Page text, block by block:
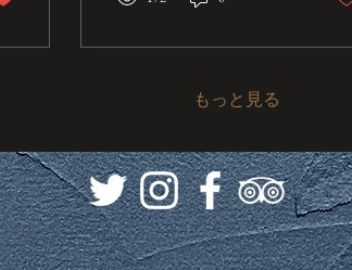
一緒にお出かけして唯一
ててください✨ ◯優待特
典付きレザーキーホルダ
格3,300円(税込) ＊デザイ
ンイメージ ＊６周年レザ
ー色イメージ：タン ◯商
品詳細 ・素材：イタリア
ンレザー ・色：未定 ・全
もっと見る